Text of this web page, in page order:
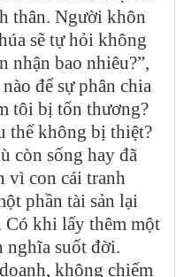
thân. Người khôn
sẽ tự hỏi không
nhận bao nhiêu?”,
để sự phân chia
tôi bị tổn thương?
thế không bị thiệt?
còn sống hay đã
vì con cái tranh
phần tài sản lại
Có khi lấy thêm một
nghĩa suốt đời.
không chiếm